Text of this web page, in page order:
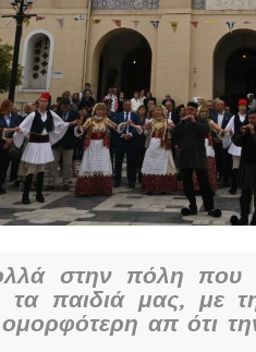
στην πόλη που
τα παιδιά μας, με
απ ότι